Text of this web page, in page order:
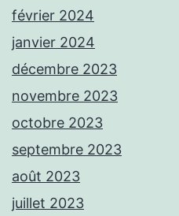
février 2024
janvier 2024
décembre 2023
novembre 2023
octobre 2023
septembre 2023
août 2023
juillet 2023